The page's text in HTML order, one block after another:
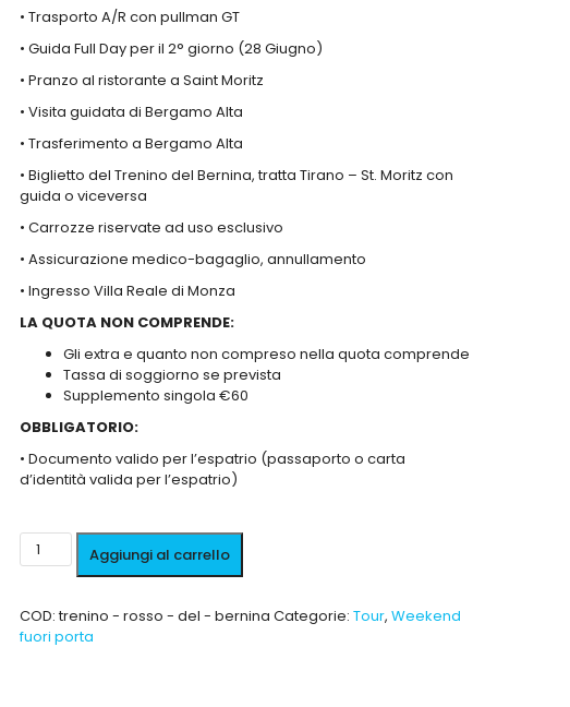
• Trasporto A/R con pullman GT
• Guida Full Day per il 2° giorno (28 Giugno)
• Pranzo al ristorante a Saint Moritz
• Visita guidata di Bergamo Alta
• Trasferimento a Bergamo Alta
• Biglietto del Trenino del Bernina, tratta Tirano – St. Moritz con
guida o viceversa
• Carrozze riservate ad uso esclusivo
• Assicurazione medico-bagaglio, annullamento
• Ingresso Villa Reale di Monza
LA QUOTA NON COMPRENDE:
Gli extra e quanto non compreso nella quota comprende
Tassa di soggiorno se prevista
Supplemento singola €60
OBBLIGATORIO:
• Documento valido per l’espatrio (passaporto o carta
d’identità valida per l’espatrio)
Aggiungi al carrello
COD:trenino - rosso - del - bernina Categorie:Tour,Weekend
fuori porta